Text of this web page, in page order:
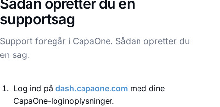
Sådan opretter du en
supportsag
Support foregår i CapaOne. Sådan opretter du
en sag:
Log ind pådash.capaone.com med dine
CapaOne-loginoplysninger.